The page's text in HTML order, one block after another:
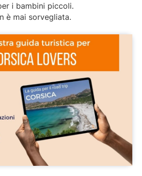
i bambini piccoli.
è mai sorvegliata.